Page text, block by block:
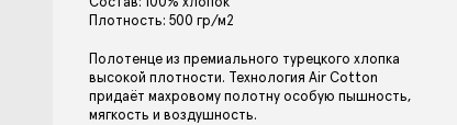
PINK SIN ОТ 11 410 ₽
Плотность: 500 гр/м2
Полотенце из премиального турецкого хлопка
высокой плотности. Технология Air Cotton
придаёт махровому полотну особую пышность,
мягкость и воздушность.